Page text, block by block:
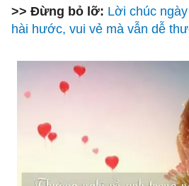
>> Đừng bỏ lỡ: Lời chúc
hài hước, vui vẻ mà vẫn dễ